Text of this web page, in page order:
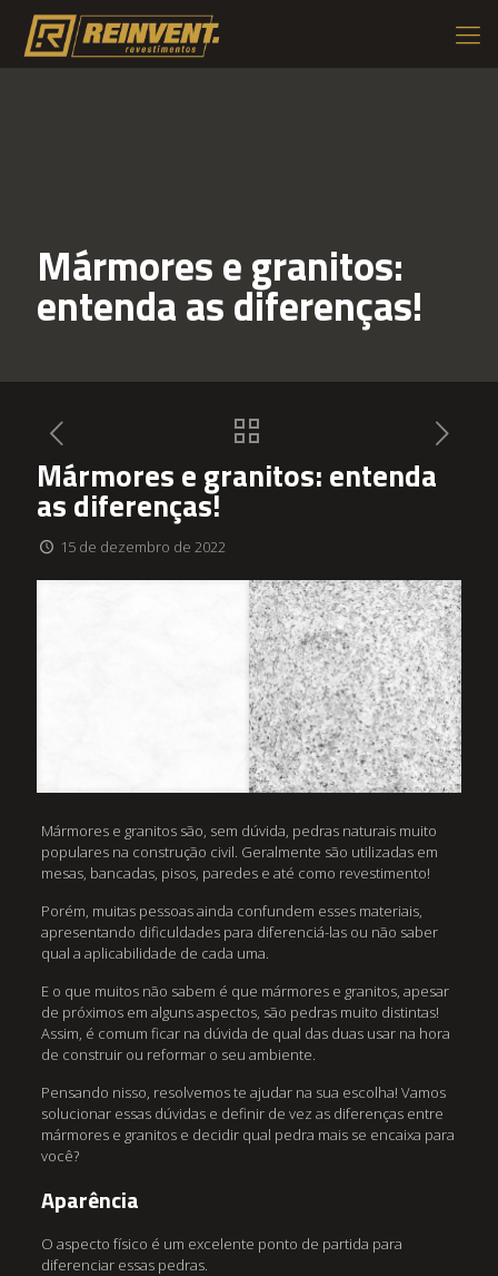
Mármores e granitos:
entenda as diferenças!
Mármores e granitos: entenda
as diferenças!
15 de dezembro de 2022
Mármores e granitos são, sem dúvida, pedras naturais muito
populares na construção civil. Geralmente são utilizadas em
mesas, bancadas, pisos, paredes e até como revestimento!
Porém, muitas pessoas ainda confundem esses materiais,
apresentando dificuldades para diferenciá-las ou não saber
qual a aplicabilidade de cada uma.
E o que muitos não sabem é que mármores e granitos, apesar
de próximos em alguns aspectos, são pedras muito distintas!
Assim, é comum ficar na dúvida de qual das duas usar na hora
de construir ou reformar o seu ambiente.
Pensando nisso, resolvemos te ajudar na sua escolha! Vamos
solucionar essas dúvidas e definir de vez as diferenças entre
mármores e granitos e decidir qual pedra mais se encaixa para
você?
Aparência
O aspecto físico é um excelente ponto de partida para
diferenciar essas pedras.